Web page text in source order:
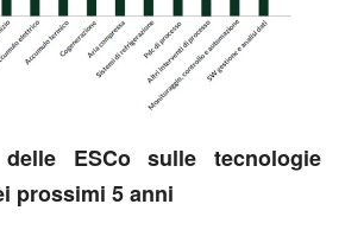
ESCo sulle tecnologie
prossimi 5 anni